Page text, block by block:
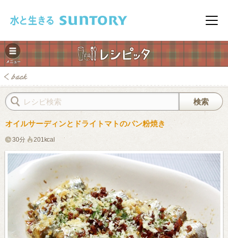
メニ
レシピ
オイルサーディンとドライトマトのパン粉焼き
30分 201kcal